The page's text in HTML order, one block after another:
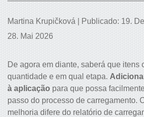
Martina Krupičková | Publicado: 19.
28. Mai 2026
De agora em diante, saberá que itens
quantidade e em qual etapa.
à aplicação para que possa
passo do processo de carregamento.
melhoria difere do relatório de